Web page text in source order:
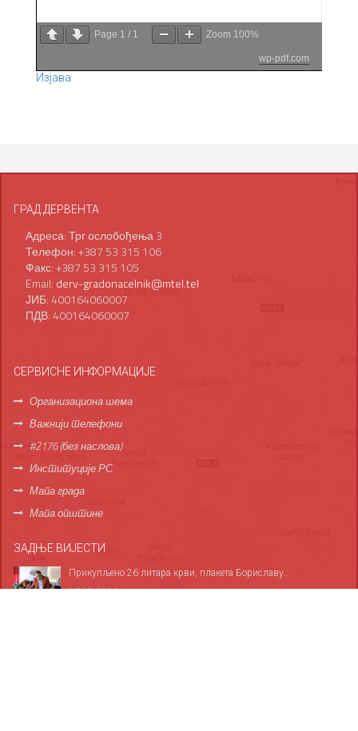
Page 1 / 1 Zoom 100%
wp-pdf.com
Изјава
ГРАД ДЕРВЕНТА
Адреса: Трг ослобођења 3
Телефон: +387 53 315 106
Факс: +387 53 315 105
Email: derv-gradonacelnik@mtel.tel
ЈИБ: 400164060007
ПДВ: 400164060007
СЕРВИСНЕ ИНФОРМАЦИЈЕ
Организациона шема
Важнији телефони
#2176 (без наслова)
Институције РС
Мапа града
Мапа општине
ЗАДЊЕ ВИЈЕСТИ
Прикупљено 26 литара крви, плакета Бориславу...
06.08.2026